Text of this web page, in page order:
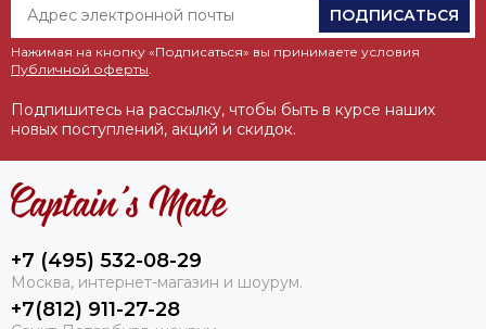
ПОДПИСАТЬСЯ
Нажимая на кнопку «Подписаться» вы принимаете условия
Публичной оферты
Подпишитесь на рассылку, чтобы быть в курсе наших
новых поступлений, акций и скидок.
+7 (495) 532-08-29
Москва, интернет-магазин и шоурум.
+7(812) 911-27-28